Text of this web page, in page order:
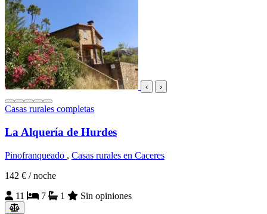
‹ ›
Casas rurales completas
La Alquería de Hurdes
Pinofranqueado , Casas rurales en Caceres
142 € / noche
11
7 1 Sin opiniones